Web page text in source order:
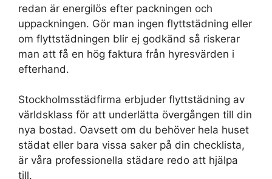
redan är energilös efter packningen och
uppackningen. Gör man ingen flyttstädning eller
om flyttstädningen blir ej godkänd så riskerar
man att få en hög faktura från hyresvärden i
efterhand.
Stockholmsstädfirma erbjuder flyttstädning av
världsklass för att underlätta övergången till din
nya bostad. Oavsett om du behöver hela huset
städat eller bara vissa saker på din checklista,
är våra professionella städare redo att hjälpa
till.